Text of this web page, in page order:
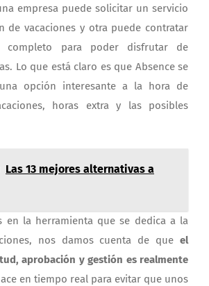
empresa puede solicitar un servicio
de vacaciones y otra puede contratar
completo para poder disfrutar de
Lo que está claro es que Absence se
opción interesante a la hora de
horas extra y las posibles
Las 13 mejores alternativas a
en la herramienta que se dedica a la
nos damos cuenta de que el
aprobación y gestión es realmente
en tiempo real para evitar que unos